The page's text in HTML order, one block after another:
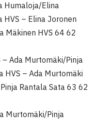
Humaloja/Elina
HVS – Elina Joronen
Mäkinen HVS 64 62
– Ada Murtomäki/Pinja
HVS – Ada Murtomäki
Rantala Sata 63 62
Murtomäki/Pinja